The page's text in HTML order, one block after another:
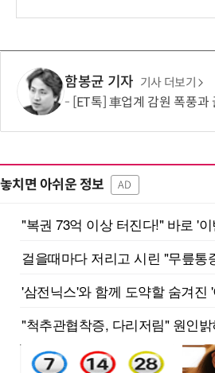
함봉균 기자 기사 더보기
[ET톡] 車업계 감원 폭풍과
놓치면 아쉬운 정보 AD